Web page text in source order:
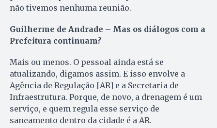
não tivemos nenhuma reunião.
Guilherme de Andrade – Mas os diálogos com a
Prefeitura continuam?
Mais ou menos. O pessoal ainda está se
atualizando, digamos assim. E isso envolve a
Agência de Regulação [AR] e a Secretaria de
Infraestrutura. Porque, de novo, a drenagem é um
serviço, e quem regula esse serviço de
saneamento dentro da cidade é a AR.